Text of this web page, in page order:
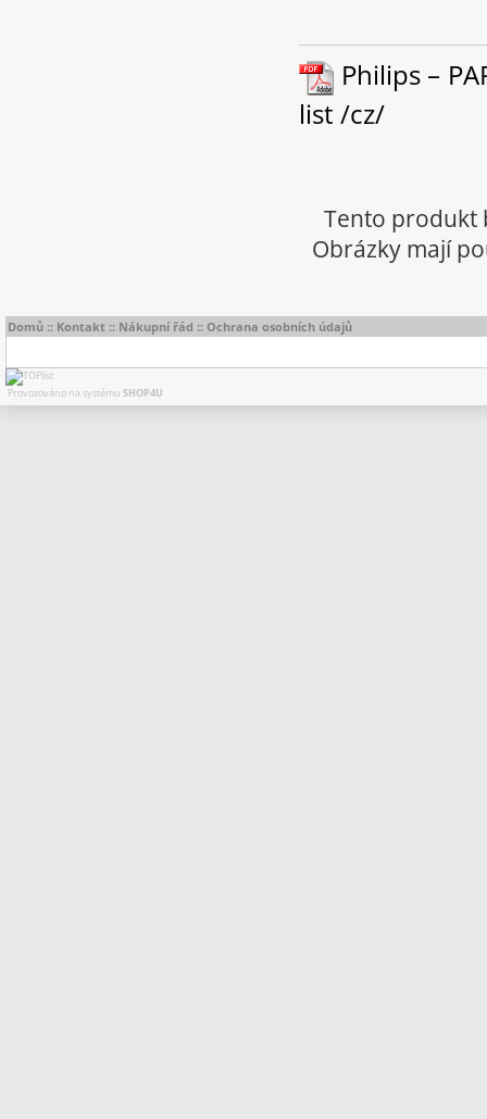
Philips –
list /cz/
Tento produkt
Obrázky mají
Domů :: Kontakt :: Nákupní řád :: Ochrana osobních údajů
Provozováno na systému SHOP4U